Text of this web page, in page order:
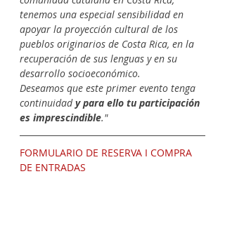
tenemos una especial sensibilidad en
apoyar la proyección cultural de los
pueblos originarios de Costa Rica, en la
recuperación de sus lenguas y en su
desarrollo socioeconómico.
Deseamos que este primer evento tenga
continuidad y para ello tu participación
es imprescindible."
FORMULARIO DE RESERVA I COMPRA
DE ENTRADAS